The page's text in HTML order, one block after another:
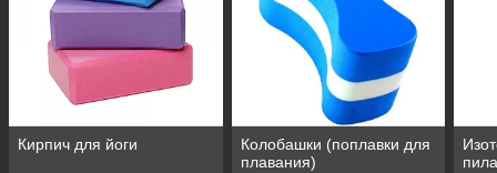
Кирпич для йоги
Колобашки (поплавки для
плавания)